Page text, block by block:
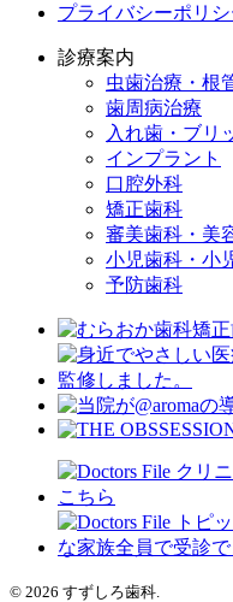
プライバシーポリシ
診療案内
虫歯治療・根
歯周病治療
入れ歯・ブリ
インプラント
口腔外科
矯正歯科
審美歯科・美
小児歯科・小
予防歯科
© 2026 すずしろ歯科.